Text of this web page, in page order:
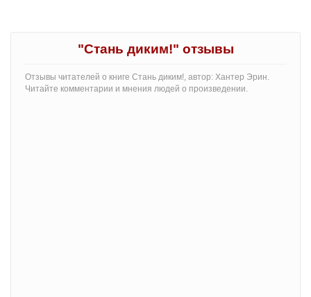
"Стань диким!" отзывы
Отзывы читателей о книге Стань диким!, автор: Хантер Эрин.
Читайте комментарии и мнения людей о произведении.